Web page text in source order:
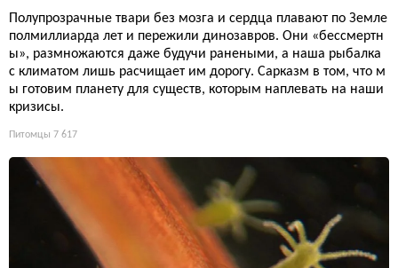
Полупрозрачные твари без мозга и сердца плавают по Земле
полмиллиарда лет и пережили динозавров. Они «бессмертн
ы», размножаются даже будучи ранеными, а наша рыбалка
с климатом лишь расчищает им дорогу. Сарказм в том, что м
ы готовим планету для существ, которым наплевать на наши
кризисы.
Питомцы 7 617